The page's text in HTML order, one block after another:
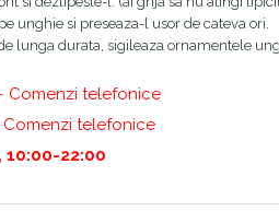
unghie si preseaza-l usor de cateva ori.
lunga durata, sigileaza ornamentele
Comenzi telefonice
Comenzi telefonice
10:00-22:00